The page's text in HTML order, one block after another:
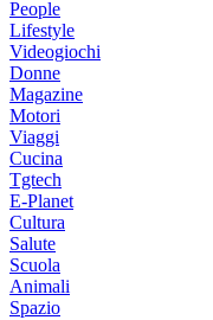
People
Lifestyle
Videogiochi
Donne
Magazine
Motori
Viaggi
Cucina
Tgtech
E-Planet
Cultura
Salute
Scuola
Animali
Spazio